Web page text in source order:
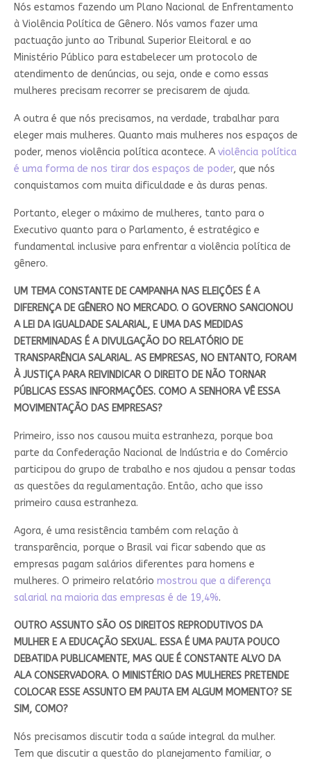
Nós estamos fazendo um Plano Nacional de Enfrentamento
à Violência Política de Gênero. Nós vamos fazer uma
pactuação junto ao Tribunal Superior Eleitoral e ao
Ministério Público para estabelecer um protocolo de
atendimento de denúncias, ou seja, onde e como essas
mulheres precisam recorrer se precisarem de ajuda.
A outra é que nós precisamos, na verdade, trabalhar para
eleger mais mulheres. Quanto mais mulheres nos espaços de
poder, menos violência política acontece. A violência política
é uma forma de nos tirar dos espaços de poder, que nós
conquistamos com muita dificuldade e às duras penas.
Portanto, eleger o máximo de mulheres, tanto para o
Executivo quanto para o Parlamento, é estratégico e
fundamental inclusive para enfrentar a violência política de
gênero.
UM TEMA CONSTANTE DE CAMPANHA NAS ELEIÇÕES É A
DIFERENÇA DE GÊNERO NO MERCADO. O GOVERNO SANCIONOU
A LEI DA IGUALDADE SALARIAL, E UMA DAS MEDIDAS
DETERMINADAS É A DIVULGAÇÃO DO RELATÓRIO DE
TRANSPARÊNCIA SALARIAL. AS EMPRESAS, NO ENTANTO, FORAM
À JUSTIÇA PARA REIVINDICAR O DIREITO DE NÃO TORNAR
PÚBLICAS ESSAS INFORMAÇÕES. COMO A SENHORA VÊ ESSA
MOVIMENTAÇÃO DAS EMPRESAS?
Primeiro, isso nos causou muita estranheza, porque boa
parte da Confederação Nacional de Indústria e do Comércio
participou do grupo de trabalho e nos ajudou a pensar todas
as questões da regulamentação. Então, acho que isso
primeiro causa estranheza.
Agora, é uma resistência também com relação à
transparência, porque o Brasil vai ficar sabendo que as
empresas pagam salários diferentes para homens e
mulheres. O primeiro relatório mostrou que a diferença
salarial na maioria das empresas é de 19,4%.
OUTRO ASSUNTO SÃO OS DIREITOS REPRODUTIVOS DA
MULHER E A EDUCAÇÃO SEXUAL. ESSA É UMA PAUTA POUCO
DEBATIDA PUBLICAMENTE, MAS QUE É CONSTANTE ALVO DA
ALA CONSERVADORA. O MINISTÉRIO DAS MULHERES PRETENDE
COLOCAR ESSE ASSUNTO EM PAUTA EM ALGUM MOMENTO? SE
SIM, COMO?
Nós precisamos discutir toda a saúde integral da mulher.
Tem que discutir a questão do planejamento familiar, o